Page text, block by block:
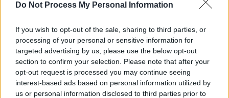
Do Not Process My Personal Information
If you wish to opt-out of the sale, sharing to third parties, or
processing of your personal or sensitive information for
targeted advertising by us, please use the below opt-out
section to confirm your selection. Please note that after your
opt-out request is processed you may continue seeing
interest-based ads based on personal information utilized by
us or personal information disclosed to third parties prior to
Τηλεόραση|29.04.2021 18:12
2/3 δεν έχουν παρατηρήσει το
σκηνοθετικό κόλπο του Τζεφιρέλι στον
Ιησού από την Ναζαρέτ. Εσύ;
Το μυστικό «κρύβεται» στα μάτια...